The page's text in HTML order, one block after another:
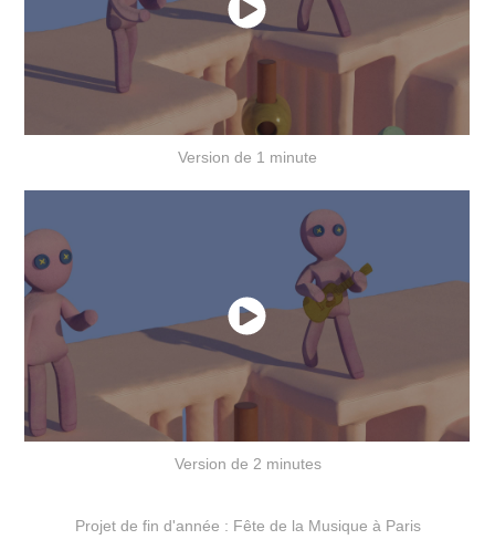
Version de 1 minute
Version de 2 minutes
Projet de fin d'année : Fête de la Musique à Paris